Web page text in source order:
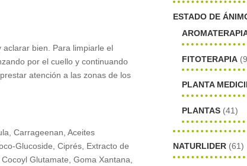
bien. Para limpiarle el
por el cuello y continuando
atención a las zonas de los
Carrageenan, Aceites
Glucoside, Ciprés, Extracto de
Glutamate, Goma Xantana,
ESTADO DE
FITOTERAPIA
PLANTA
PLANTAS (41)
NATURLIDER (61)